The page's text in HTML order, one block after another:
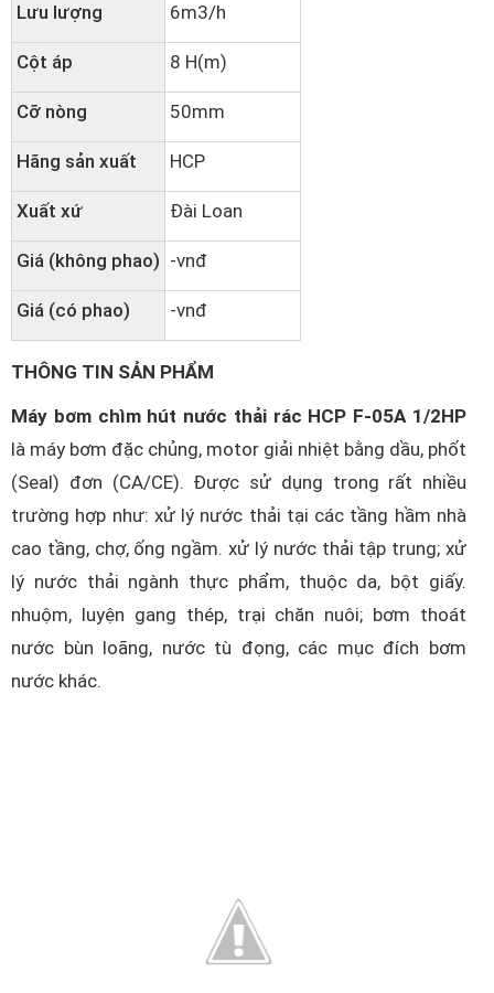
Lưu lượng 6m3/h
Cột áp 8 H(m)
Cỡ nòng 50mm
Hãng sản xuất HCP
Xuất xứ Đài Loan
Giá (không phao) -vnđ
Giá (có phao) -vnđ
THÔNG TIN SẢN PHẨM
Máy bơm chìm hút nước thải rác HCP F-05A 1/2HP
là máy bơm đặc chủng, motor giải nhiệt bằng dầu, phốt
(Seal) đơn (CA/CE). Được sử dụng trong rất nhiều
trường hợp như: xử lý nước thải tại các tầng hầm nhà
cao tầng, chợ, ống ngầm. xử lý nước thải tập trung; xử
lý nước thải ngành thực phẩm, thuộc da, bột giấy.
nhuộm, luyện gang thép, trại chăn nuôi; bơm thoát
nước bùn loãng, nước tù đọng, các mục đích bơm
nước khác.